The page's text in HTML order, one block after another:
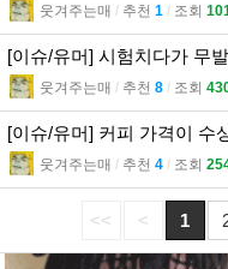
웃겨주는매 l 추천 1 l 조회
[이슈/유머] 시험치다가 무
웃겨주는매 l 추천 8 l 조회
[이슈/유머] 커피 가격이 수
웃겨주는매 l 추천 4 l 조회
<< < 1